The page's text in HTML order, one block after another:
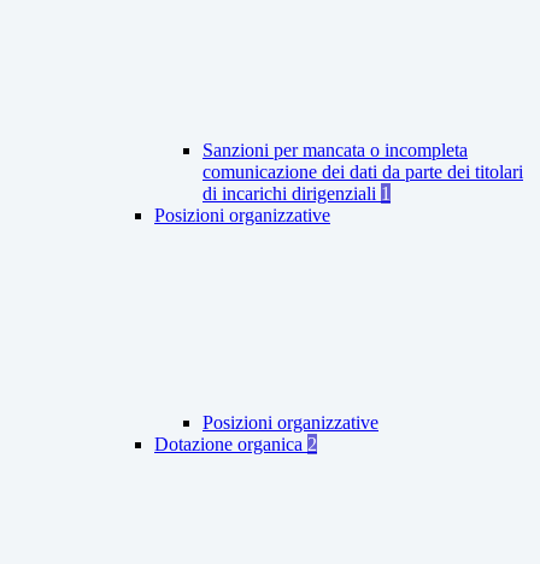
Sanzioni per mancata o incompleta
comunicazione dei dati da parte dei titolari
di incarichi dirigenziali 1
Posizioni organizzative
Posizioni organizzative
Dotazione organica 2